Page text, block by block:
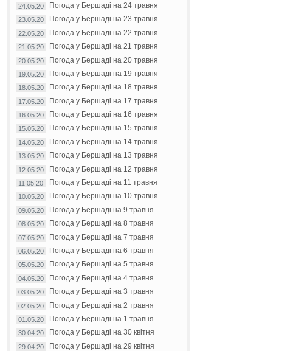
24.05.20 Погода у Бершаді на 24 травня
23.05.20 Погода у Бершаді на 23 травня
22.05.20 Погода у Бершаді на 22 травня
21.05.20 Погода у Бершаді на 21 травня
20.05.20 Погода у Бершаді на 20 травня
19.05.20 Погода у Бершаді на 19 травня
18.05.20 Погода у Бершаді на 18 травня
17.05.20 Погода у Бершаді на 17 травня
16.05.20 Погода у Бершаді на 16 травня
15.05.20 Погода у Бершаді на 15 травня
14.05.20 Погода у Бершаді на 14 травня
13.05.20 Погода у Бершаді на 13 травня
12.05.20 Погода у Бершаді на 12 травня
11.05.20 Погода у Бершаді на 11 травня
10.05.20 Погода у Бершаді на 10 травня
09.05.20 Погода у Бершаді на 9 травня
08.05.20 Погода у Бершаді на 8 травня
07.05.20 Погода у Бершаді на 7 травня
06.05.20 Погода у Бершаді на 6 травня
05.05.20 Погода у Бершаді на 5 травня
04.05.20 Погода у Бершаді на 4 травня
03.05.20 Погода у Бершаді на 3 травня
02.05.20 Погода у Бершаді на 2 травня
01.05.20 Погода у Бершаді на 1 травня
30.04.20 Погода у Бершаді на 30 квітня
29.04.20 Погода у Бершаді на 29 квітня